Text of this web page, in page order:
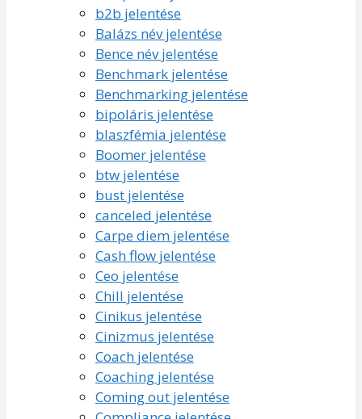
b2b jelentése
Balázs név jelentése
Bence név jelentése
Benchmark jelentése
Benchmarking jelentése
bipoláris jelentése
blaszfémia jelentése
Boomer jelentése
btw jelentése
bust jelentése
canceled jelentése
Carpe diem jelentése
Cash flow jelentése
Ceo jelentése
Chill jelentése
Cinikus jelentése
Cinizmus jelentése
Coach jelentése
Coaching jelentése
Coming out jelentése